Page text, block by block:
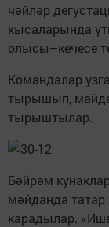
чәйләр
кысаларында
олысы–кечесе
Командалар
тырышып,
тырыштылар.
Бәйрәм
мәйданда
карадылар.